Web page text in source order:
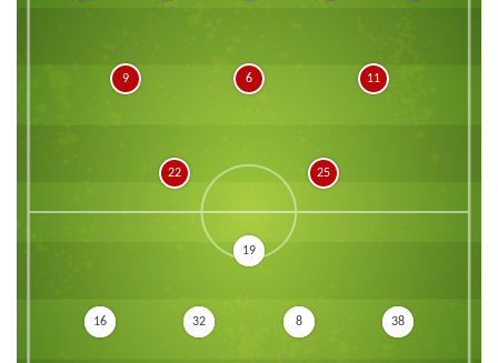
9 6 11
22 25
38
8
32
16
19